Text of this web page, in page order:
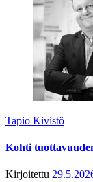
Tapio Kivistö
Kohti
Kirjoitettu